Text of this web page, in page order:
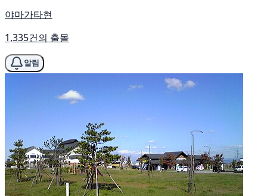
야마가타현
1,335건의 출몰
알림